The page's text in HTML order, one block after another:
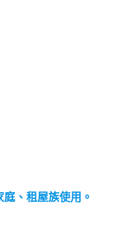
、租屋族使用。